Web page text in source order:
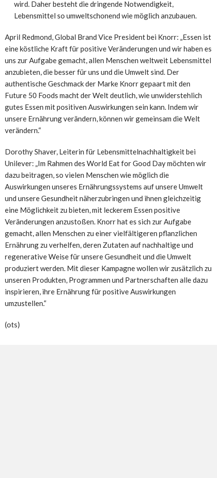
wird. Daher besteht die dringende Notwendigkeit,
Lebensmittel so umweltschonend wie möglich anzubauen.
April Redmond, Global Brand Vice President bei Knorr: „Essen ist
eine köstliche Kraft für positive Veränderungen und wir haben es
uns zur Aufgabe gemacht, allen Menschen weltweit Lebensmittel
anzubieten, die besser für uns und die Umwelt sind. Der
authentische Geschmack der Marke Knorr gepaart mit den
Future 50 Foods macht der Welt deutlich, wie unwiderstehlich
gutes Essen mit positiven Auswirkungen sein kann. Indem wir
unsere Ernährung verändern, können wir gemeinsam die Welt
verändern.“
Dorothy Shaver, Leiterin für Lebensmittelnachhaltigkeit bei
Unilever: „Im Rahmen des World Eat for Good Day möchten wir
dazu beitragen, so vielen Menschen wie möglich die
Auswirkungen unseres Ernährungssystems auf unsere Umwelt
und unsere Gesundheit näherzubringen und ihnen gleichzeitig
eine Möglichkeit zu bieten, mit leckerem Essen positive
Veränderungen anzustoßen. Knorr hat es sich zur Aufgabe
gemacht, allen Menschen zu einer vielfältigeren pflanzlichen
Ernährung zu verhelfen, deren Zutaten auf nachhaltige und
regenerative Weise für unsere Gesundheit und die Umwelt
produziert werden. Mit dieser Kampagne wollen wir zusätzlich zu
unseren Produkten, Programmen und Partnerschaften alle dazu
inspirieren, ihre Ernährung für positive Auswirkungen
umzustellen.“
(ots)